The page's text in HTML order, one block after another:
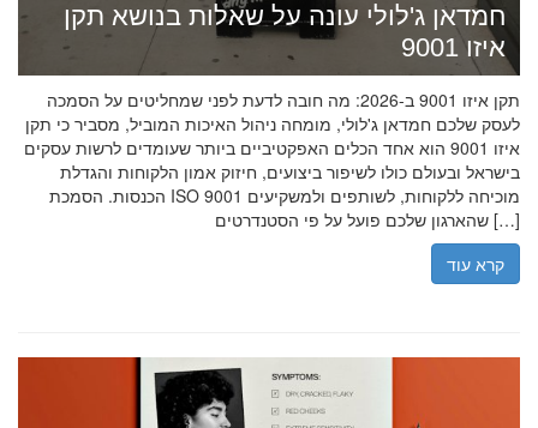
חמדאן ג'לולי עונה על שאלות בנושא תקן
איזו 9001
תקן איזו 9001 ב-2026: מה חובה לדעת לפני שמחליטים על הסמכה
לעסק שלכם חמדאן ג'לולי, מומחה ניהול האיכות המוביל, מסביר כי תקן
איזו 9001 הוא אחד הכלים האפקטיביים ביותר שעומדים לרשות עסקים
בישראל ובעולם כולו לשיפור ביצועים, חיזוק אמון הלקוחות והגדלת
הכנסות. הסמכת ISO 9001 מוכיחה ללקוחות, לשותפים ולמשקיעים
שהארגון שלכם פועל על פי הסטנדרטים […]
קרא עוד